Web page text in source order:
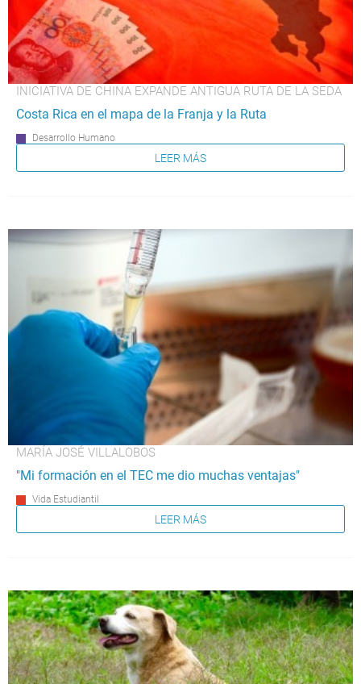
INICIATIVA DE CHINA EXPANDE ANTIGUA RUTA DE LA SEDA
Costa Rica en el mapa de la Franja y la Ruta
Desarrollo Humano
LEER MÁS
MARÍA JOSÉ VILLALOBOS
"Mi formación en el TEC me dio muchas ventajas"
Vida Estudiantil
LEER MÁS